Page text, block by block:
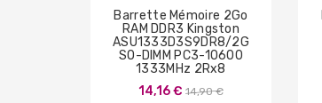
Barrette Mémoire 2Go
RAM DDR3 Kingston
ASU1333D3S9DR8/2G
SO-DIMM PC3-10600
1333MHz 2Rx8
14,16 € Prix
14,90 €